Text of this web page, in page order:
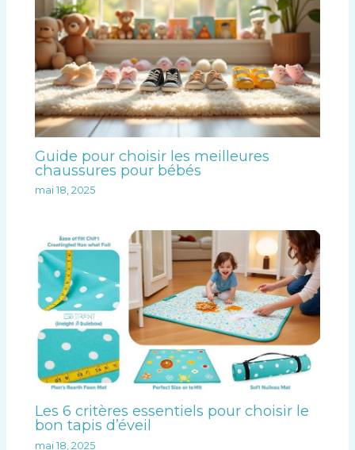
Guide pour choisir les meilleures
chaussures pour bébés
mai 18, 2025
Les 6 critères essentiels pour choisir le
bon tapis d’éveil
mai 18, 2025